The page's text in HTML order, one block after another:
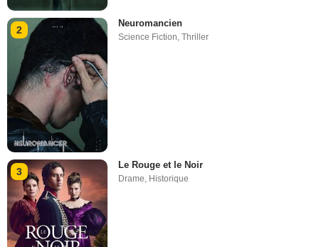
2
Neuromancien
Science Fiction,Thriller
3
Le Rouge et le Noir
Drame Historique